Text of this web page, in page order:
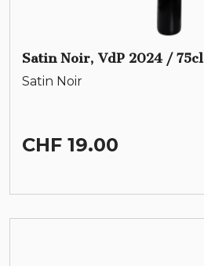
Satin Noir, VdP 2024 / 75cl
Satin Noir
CHF 19.00